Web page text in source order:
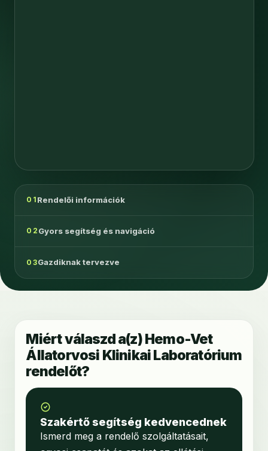
01 Rendelői információk
02 Gyors segítség és navigáció
03Gazdiknak tervezve
Miért válaszd a(z) Hemo-Vet
Állatorvosi Klinikai Laboratórium
rendelőt?
Szakértő segítség kedvencednek
Ismerd meg a rendelő szolgáltatásait,